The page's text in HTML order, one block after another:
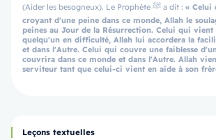
(Aider les besogneux). Le Prophète ﷺ a dit : « Celui
croyant d'une peine dans ce monde, Allah le
peines au Jour de la Résurrection. Celui qui vient
quelqu'un en difficulté, Allah lui accordera la
et dans l'Autre. Celui qui couvre une faiblesse
couvrira dans ce monde et dans l'Autre. Allah
serviteur tant que celui-ci vient en aide à son
Leçons textuelles